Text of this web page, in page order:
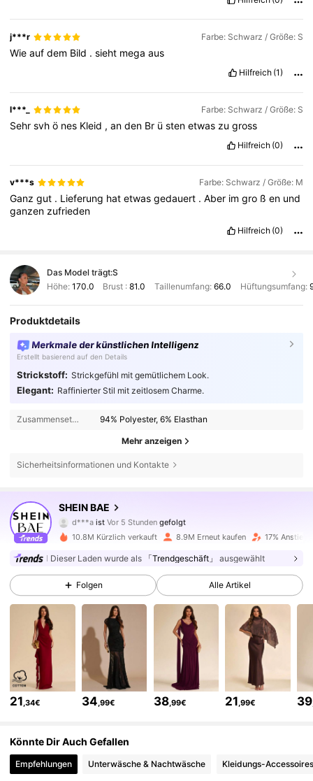
j***r Farbe: Schwarz / Größe: S
Wieaufdem Bild .sieht megaaus
Hilfreich (1)
l***_ Farbe: Schwarz / Größe: S
Sehrsvhö nes Kleid ,anden Br üstenetwas zugross
Hilfreich (0)
v***s Farbe: Schwarz / Größe: M
Ganzgut . Lieferung hatetwasgedauert .Aber imgro ßen und
ganzen zufrieden
Hilfreich (0)
Das Model trägt:S
Höhe: 170.0 Brust :81.0 Taillenumfang: 66.0 Hüftungsumfang:
Produktdetails
Merkmale der künstlichen Intelligenz
Erstellt basierend auf den Details
Strickstoff: Strickgefühl mit gemütlichem Look.
Elegant: Raffinierter Stil mit zeitlosem Charme.
Zusammensetzung: 94% Polyester, 6% Elasthan
Mehr anzeigen
Sicherheitsinformationen und Kontakte
SHEIN BAE
e***7ist am Durchsuchen
4,83
2.7M Follower
4,83
2.7M Follower
4,83 2.7M Follower
4,83 2.7M Follower
10.8M Kürzlich verkauft 8.9M Erneut kaufen 17% Anstieg
Dieser Laden wurde als 「Trendgeschäft」 ausgewählt
Folgen Alle Artikel
21,34€ 34,99€ 38,99€ 21,99€ 39
Könnte Dir Auch Gefallen
Empfehlungen Unterwäsche & Nachtwäsche Kleidungs-Accessoires